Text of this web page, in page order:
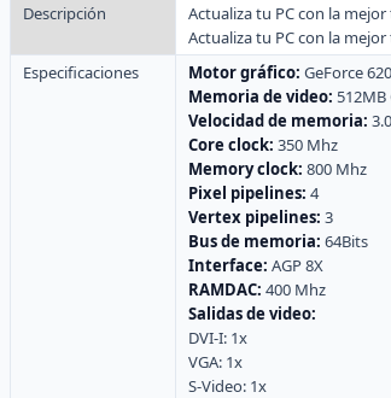
Descripción
Actualiza tu PC con la
Actualiza tu PC con la
Especificaciones
Motor gráfico: GeForce
Memoria de video: 512MB
Velocidad de memoria:
Core clock: 350 Mhz
Memory clock: 800 Mhz
Pixel pipelines: 4
Vertex pipelines: 3
Bus de memoria: 64Bits
Interface: AGP 8X
RAMDAC: 400 Mhz
Salidas de video:
DVI-I: 1x
VGA: 1x
S-Video: 1x